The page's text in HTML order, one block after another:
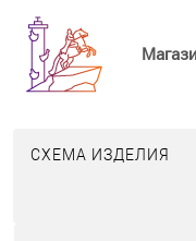
СХЕМА ИЗДЕЛИЯ